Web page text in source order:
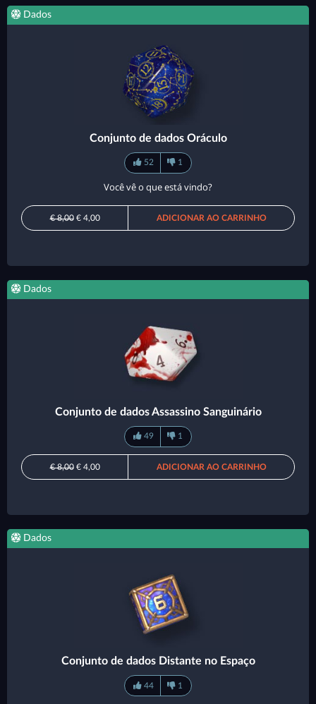
Dados
Conjunto de dados Oráculo
52 1
Você vê o que está vindo?
€ 8,00€ 4,00 ADICIONAR AO CARRINHO
Dados
Conjunto de dados Assassino Sanguinário
49 1
€ 8,00€ 4,00 ADICIONAR AO CARRINHO
Dados
Conjunto de dados Distante no Espaço
44 1